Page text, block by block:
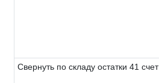
Свернуть по складу остатки 41 счет